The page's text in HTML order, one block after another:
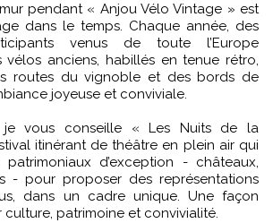
pendant « Anjou Vélo Vintage » est
dans le temps. Chaque année, des
venus de toute l’Europe
vélos anciens, habillés en tenue rétro,
routes du vignoble et des bords de
joyeuse et conviviale.
je vous conseille « Les Nuits de la
itinérant de théâtre en plein air qui
d’exception - châteaux,
- pour proposer des représentations
dans un cadre unique. Une façon
culture, patrimoine et convivialité.